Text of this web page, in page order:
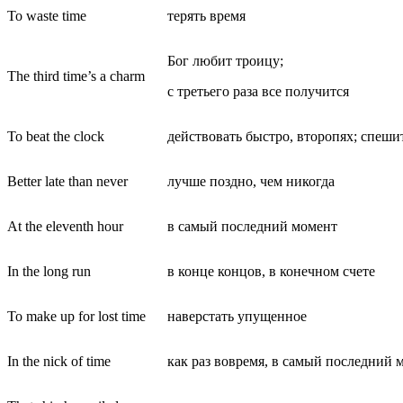
To waste time терять время
The third time’s a charm
Бог любит троицу;
с третьего раза все получится
To beat the clock действовать быстро, второпях;
Better late than never лучше поздно, чем никогда
At the eleventh hour в самый последний момент
In the long run в конце концов, в конечном счете
To make up for lost time наверстать упущенное
In the nick of time как раз вовремя, в самый последний